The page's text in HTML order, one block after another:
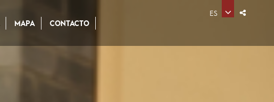
MAPA CONTACTO
ES